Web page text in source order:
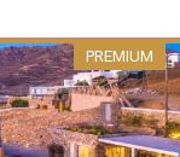
PREMIUM